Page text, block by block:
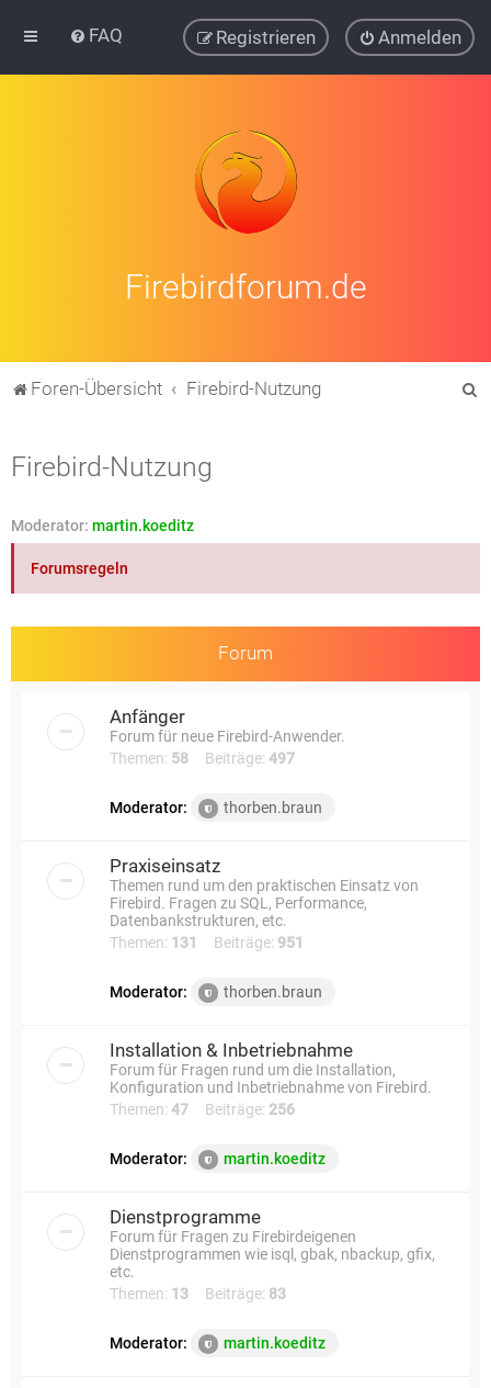
FAQ Anmelden
Registrieren
Firebirdforum.de
Foren-Übersicht Firebird-Nutzung
Firebird-Nutzung
Moderator: martin.koeditz
Forumsregeln
Forum
Anfänger
Forum für neue Firebird-Anwender.
Themen: 58 Beiträge: 497
Moderator: thorben.braun
Praxiseinsatz
Themen rund um den praktischen Einsatz von
Firebird. Fragen zu SQL, Performance,
Datenbankstrukturen, etc.
Themen: 131 Beiträge: 951
Moderator: thorben.braun
Installation & Inbetriebnahme
Forum für Fragen rund um die Installation,
Konfiguration und Inbetriebnahme von Firebird.
Themen: 47 Beiträge: 256
Moderator: martin.koeditz
Dienstprogramme
Forum für Fragen zu Firebirdeigenen
Dienstprogrammen wie isql, gbak, nbackup, gfix,
etc.
Themen: 13 Beiträge: 83
Moderator: martin.koeditz